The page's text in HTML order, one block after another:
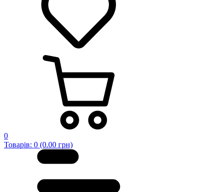
0
Товарів: 0 (0.00 грн)